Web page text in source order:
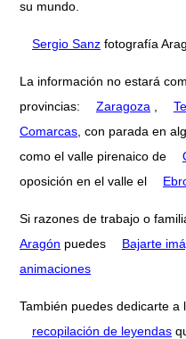
su mundo.
Sergio Sanz fotografía
La información no estará
provincias:
Zaragoza
Comarcas , con parada en
como el valle pirenaico de
oposición en el valle el
Si razones de trabajo o
Aragón puedes
Bajarte
animaciones
También puedes dedicarte a
recopilación de leyendas